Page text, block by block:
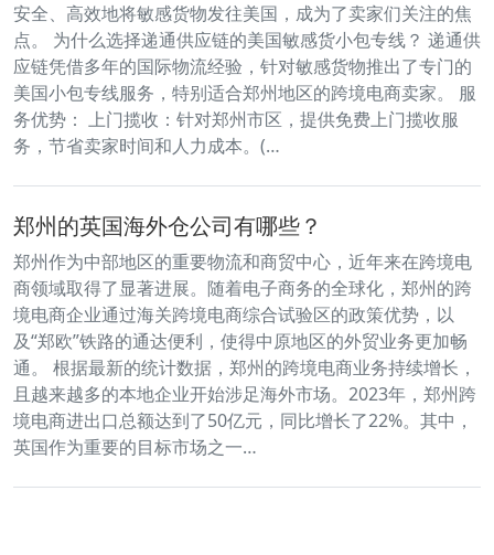
安全、高效地将敏感货物发往美国，成为了卖家们关注的焦
点。 为什么选择递通供应链的美国敏感货小包专线？ 递通供
应链凭借多年的国际物流经验，针对敏感货物推出了专门的
美国小包专线服务，特别适合郑州地区的跨境电商卖家。 服
务优势： 上门揽收：针对郑州市区，提供免费上门揽收服
务，节省卖家时间和人力成本。(…
郑州的英国海外仓公司有哪些？
郑州作为中部地区的重要物流和商贸中心，近年来在跨境电
商领域取得了显著进展。随着电子商务的全球化，郑州的跨
境电商企业通过海关跨境电商综合试验区的政策优势，以
及“郑欧”铁路的通达便利，使得中原地区的外贸业务更加畅
通。 根据最新的统计数据，郑州的跨境电商业务持续增长，
且越来越多的本地企业开始涉足海外市场。2023年，郑州跨
境电商进出口总额达到了50亿元，同比增长了22%。其中，
英国作为重要的目标市场之一…